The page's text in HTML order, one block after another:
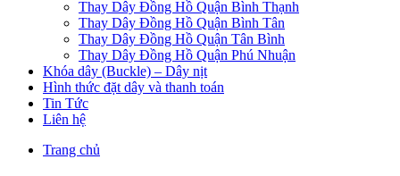
Thay Dây Đồng Hồ Quận Bình Thạnh
Thay Dây Đồng Hồ Quận Bình Tân
Thay Dây Đồng Hồ Quận Tân Bình
Thay Dây Đồng Hồ Quận Phú Nhuận
Khóa dây (Buckle) – Dây nịt
Hình thức đặt dây và thanh toán
Tin Tức
Liên hệ
Trang chủ